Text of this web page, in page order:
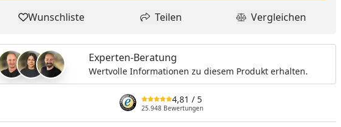
Produkt zur Wunschliste hinzufügen
Wunschliste Teilen
Teilen Produkt
Vergleichen
Experten-Beratung
Wertvolle Informationen zu diesem Produkt erhalten.
4,81 / 5
25.948 Bewertungen